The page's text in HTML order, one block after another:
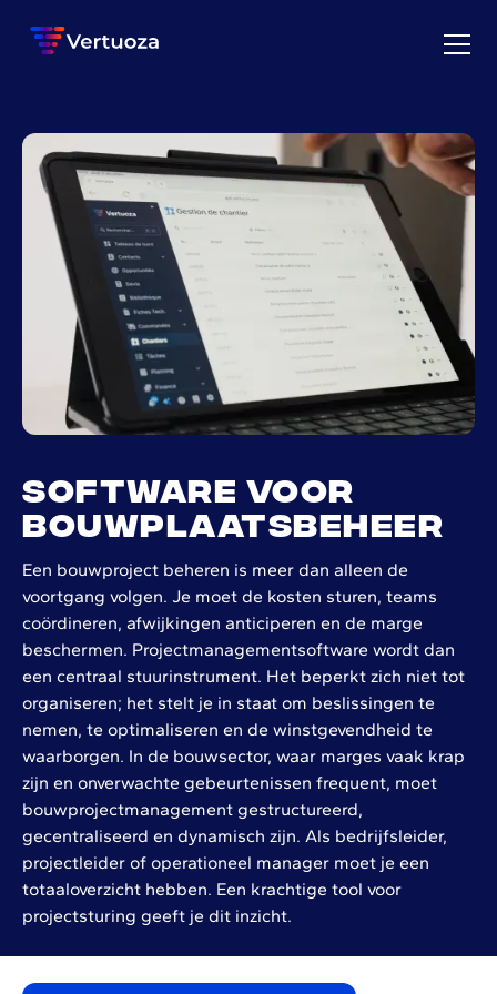
Software voor
bouwplaatsbeheer
Een bouwproject beheren is meer dan alleen de
voortgang volgen. Je moet de kosten sturen, teams
coördineren, afwijkingen anticiperen en de marge
beschermen. Projectmanagementsoftware wordt dan
een centraal stuurinstrument. Het beperkt zich niet tot
organiseren; het stelt je in staat om beslissingen te
nemen, te optimaliseren en de winstgevendheid te
waarborgen. In de bouwsector, waar marges vaak krap
zijn en onverwachte gebeurtenissen frequent, moet
bouwprojectmanagement gestructureerd,
gecentraliseerd en dynamisch zijn. Als bedrijfsleider,
projectleider of operationeel manager moet je een
totaaloverzicht hebben. Een krachtige tool voor
projectsturing geeft je dit inzicht.